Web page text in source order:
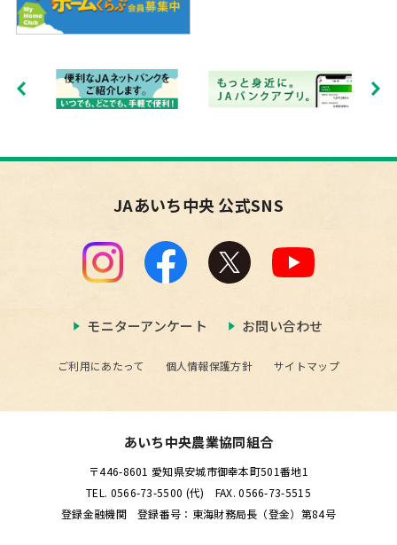
JAあいち中央 公式SNS
モニターアンケート お問い合わせ
ご利用にあたって 個人情報保護方針 サイトマップ
あいち中央農業協同組合
〒446-8601 愛知県安城市御幸本町501番地1
TEL. 0566-73-5500 (代) FAX. 0566-73-5515
登録金融機関 登録番号：東海財務局長（登金）第84号